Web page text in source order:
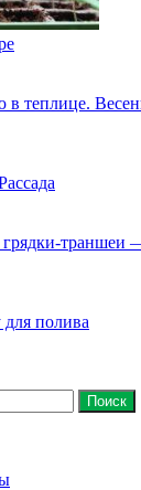
теплице.
грядки-траншеи
полива